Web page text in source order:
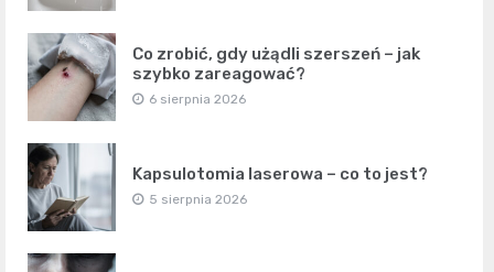
Co zrobić, gdy użądli szerszeń – jak
szybko zareagować?
6 sierpnia 2026
Kapsulotomia laserowa – co to jest?
5 sierpnia 2026